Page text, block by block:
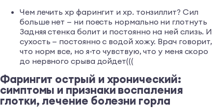
Чем лечить хр фарингит и хр. тонзиллит? Сил
больше нет — ни поесть нормально ни глотнуть
Задняя стенка болит и постоянно на ней слизь. И
сухость — постоянно с водой хожу. Врач говорит,
что норм все, но я-то чувствую, что у меня скоро
до нервного срыва дойдет(((
Фарингит острый и хронический:
симптомы и признаки воспаления
глотки, лечение болезни горла